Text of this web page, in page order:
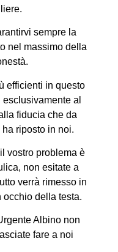
sempre la
nel massimo della
efficienti in questo
al
fiducia che da
riposto in noi.
vostro problema è
non esitate a
verrà rimesso in
occhio della testa.
Albino non
fare a noi